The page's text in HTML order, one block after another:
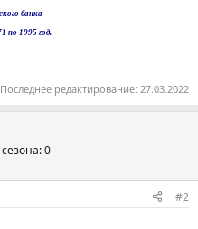
банка
по 1995 год.
Последнее редактирование: 27.03.2022
0
#2